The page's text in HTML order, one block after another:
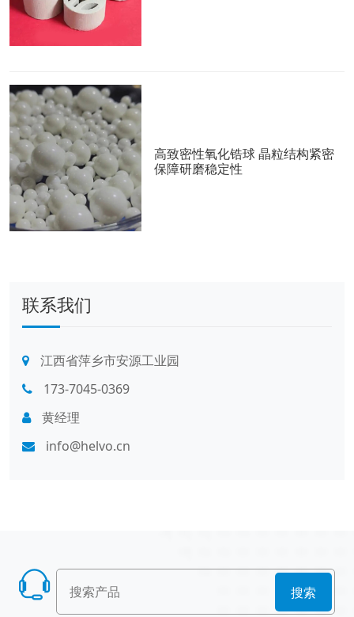
高致密性氧化锆球 晶粒结构紧密
保障研磨稳定性
联系我们
江西省萍乡市安源工业园
173-7045-0369
黄经理
info@helvo.cn
搜索